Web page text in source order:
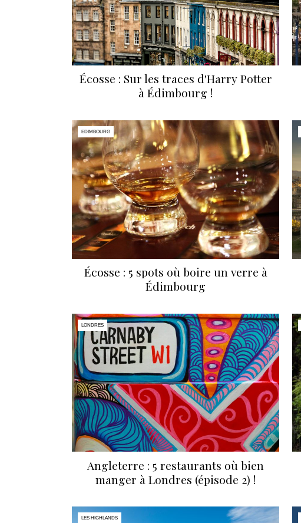
Écosse : Sur les traces d'Harry Potter
à Édimbourg !
EDIMBOURG
Écosse : 5 spots où boire un verre à
Édimbourg
LONDRES
Angleterre : 5 restaurants où bien
manger à Londres (épisode 2) !
LES HIGHLANDS